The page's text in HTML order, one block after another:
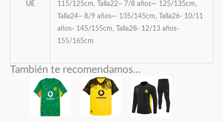
UE
115/125cm, Talla22– 7/8 años— 125/135cm,
Talla24– 8/9 años— 135/145cm, Talla26- 10/11
años- 145/155cm, Talla28- 12/13 años-
155/165cm
También te recomendamos…
Este
producto
tiene
Este
producto
tiene
Este
producto
tiene